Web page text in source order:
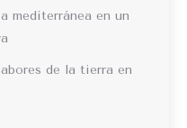
mediterránea en un
de la tierra en